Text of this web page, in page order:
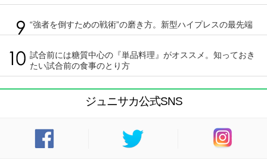
“強者を倒すための戦術”の磨き方。新型ハイプレスの最先端
試合前には糖質中心の『単品料理』がオススメ。知っておき
たい試合前の食事のとり方
ジュニサカ公式SNS